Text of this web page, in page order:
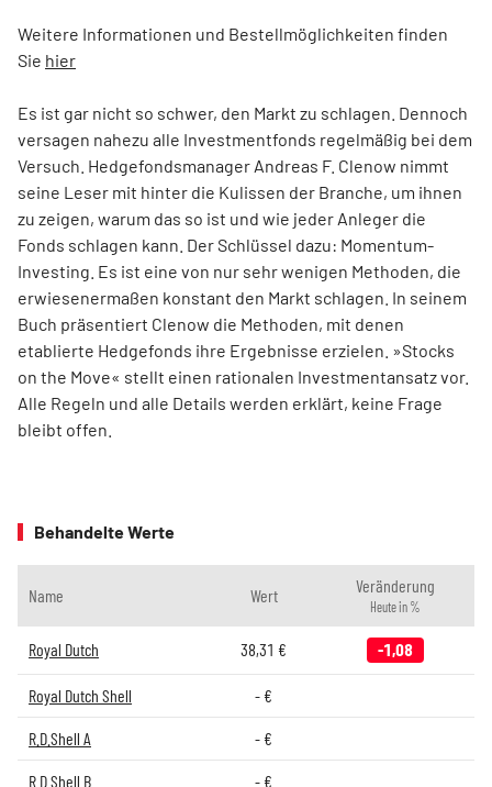
Weitere Informationen und Bestellmöglichkeiten finden
Sie hier
Es ist gar nicht so schwer, den Markt zu schlagen. Dennoch
versagen nahezu alle Investmentfonds regelmäßig bei dem
Versuch. Hedgefondsmanager Andreas F. Clenow nimmt
seine Leser mit hinter die Kulissen der Branche, um ihnen
zu zeigen, warum das so ist und wie jeder Anleger die
Fonds schlagen kann. Der Schlüssel dazu: Momentum-
Investing. Es ist eine von nur sehr wenigen Methoden, die
erwiesenermaßen konstant den Markt schlagen. In seinem
Buch präsentiert Clenow die Methoden, mit denen
etablierte Hedgefonds ihre Ergebnisse erzielen. »Stocks
on the Move« stellt einen rationalen Investmentansatz vor.
Alle Regeln und alle Details werden erklärt, keine Frage
bleibt offen.
Behandelte Werte
Name Wert Veränderung
Heute in %
Royal Dutch 38,31 € -1,08
Royal Dutch Shell - €
R.D.Shell A - €
R.D.Shell B - €